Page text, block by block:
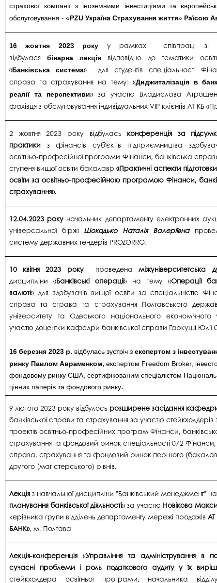
страхової компанії з іноземними інвестиціями та
обслуговування - «PZU Україна Страхування життя» Раїсою
16 жовтня 2023 року
у рамках співпраці зі
відбулася
бінарна лекція
відповідно до тематики
«Банківська система» для студентів спеціальності
справа та страхування на тему: «Диджиталізація в
реалії та перспективи» за участю Владислава
фахівця з обслуговування індивідуальних VIP клієнтів АТ КБ
2 жовтня 2023 року відбулась конференція за
практики з фінансів суб’єктів підприємництва
освітньо-професійної програми Фінанси, банківська
ступеня вищої освіти бакалавр «Практичні аспекти
освіти за освітньо-професійною програмою Фінанси,
страхування».
12.04.2023 року начальник департаменту електронних
універсальної біржі Шокодько Наталія Валеріївна
систему державних тендерів PROZORRO.
10 квітня 2023 рокупроведенаміжуніверситетська
дисципліни «Банківські операції» на тему «Операції
валюті» для здобувачів вищої освіти за спеціальністю
справа та страва та страхування Полтавського
університету та Одеського національного економічного
участю доцентки кафедри банківської справи Гаркуші Юлії
16 березня 2023 р. відбулась зустріч з експертом з
ринку Павлом Авраменком, експертом Freedom Broker,
фондовому ринку США, сертифікованим спеціалістом
цінних паперів та фондового ринку.
9 лютого 2023 року відбулось розширене засідання
банківської справи та страхування за участю стейкхолдерів
проектів освітньо-професійних програм Фінанси,
страхування та фондовий ринок спеціальності 072 Фінанси,
справа, страхування та фондовий ринок першого
другого (магістерського) рівнів.
Лекція з навчальної дисципліни "Банківський менеджмент"
планування банківської діяльності» за участю Новікова
керівника групи відділень департаменту мережі продажів АТ
БАНК», м. Полтава
Лекція-конференція «Управління та адміністрування в
сучасні проблеми і роль податкового аудиту у їх
стейкхолдера освітньої програми, начальника